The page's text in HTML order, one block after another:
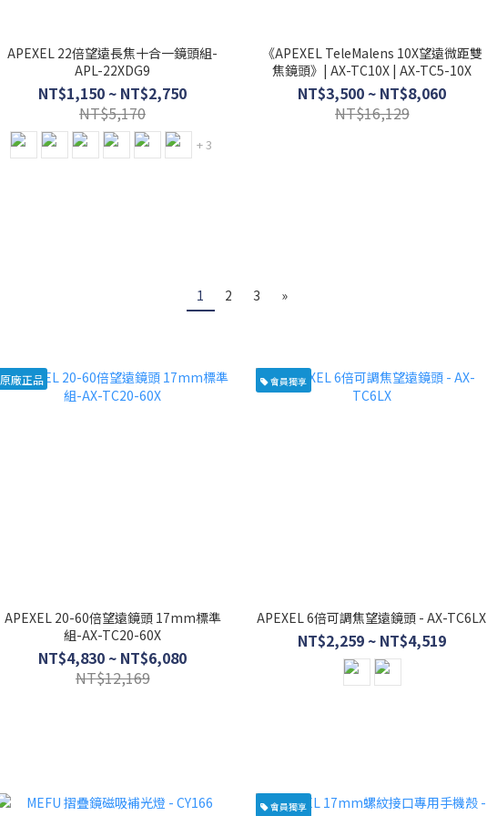
APEXEL 22倍望遠長焦十合一鏡頭組-
APL-22XDG9
NT$1,150 ~ NT$2,750
NT$5,170
+ 3
《APEXEL TeleMalens 10X望遠微距雙
焦鏡頭》| AX-TC10X | AX-TC5-10X
NT$3,500 ~ NT$8,060
NT$16,129
1 2 3 »
原廠正品
APEXEL 20-60倍望遠鏡頭 17mm標準
組-AX-TC20-60X
NT$4,830 ~ NT$6,080
NT$12,169
會員獨享
APEXEL 6倍可調焦望遠鏡頭 - AX-TC6LX
NT$2,259 ~ NT$4,519
會員獨享